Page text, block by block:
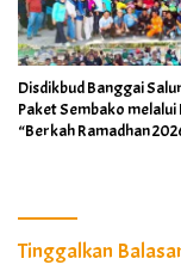
Disdikbud Banggai
Paket Sembako
“Berkah Ramadhan
Tinggalkan